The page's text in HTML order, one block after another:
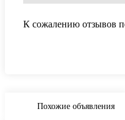
К сожалению отзывов
Похожие объявления